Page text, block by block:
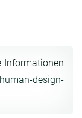
Informationen
design-